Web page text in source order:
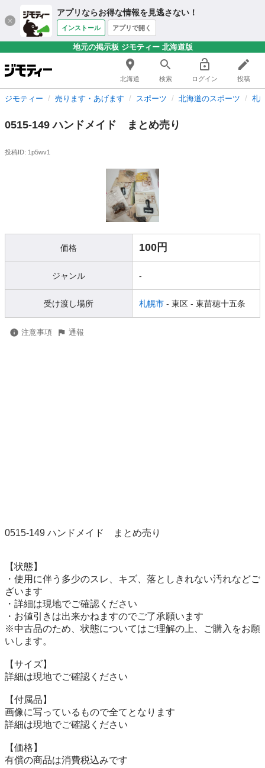
アプリならお得な情報を見逃さない！
インストール アプリで開く
地元の掲示板 ジモティー 北海道版
北海道 検索 ログイン 投稿
ジモティー 売ります・あげます スポーツ 北海道のスポーツ 札
0515-149 ハンドメイド まとめ売り
投稿ID: 1p5wv1
価格 100円
ジャンル -
受け渡し場所 札幌市 - 東区 - 東苗穂十五条
注意事項 通報
0515-149 ハンドメイド　まとめ売り
【状態】
・使用に伴う多少のスレ、キズ、落としきれない汚れなどご
ざいます
・詳細は現地でご確認ください
・お値引きは出来かねますのでご了承願います
※中古品のため、状態についてはご理解の上、ご購入をお願
いします。
【サイズ】
詳細は現地でご確認ください
【付属品】
画像に写っているもので全てとなります
詳細は現地でご確認ください
【価格】
有償の商品は消費税込みです